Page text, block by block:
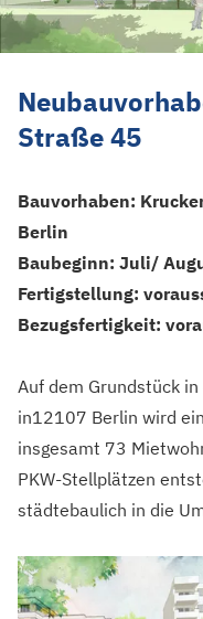
Straße 45
Bauvorhaben:
Berlin
Baubeginn: Juli/
Fertigstellung:
Bezugsfertigkeit:
Auf dem Grundstück
in12107 Berlin wird
insgesamt 73
PKW-Stellplätzen
städtebaulich in die